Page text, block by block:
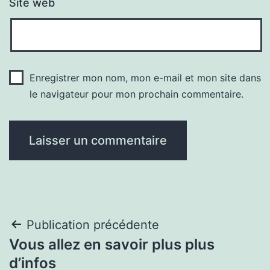
Enregistrer mon nom, mon e-mail et mon site dans
le navigateur pour mon prochain commentaire.
Navigation
de
Publication précédente
Vous allez en savoir plus plus
d’infos